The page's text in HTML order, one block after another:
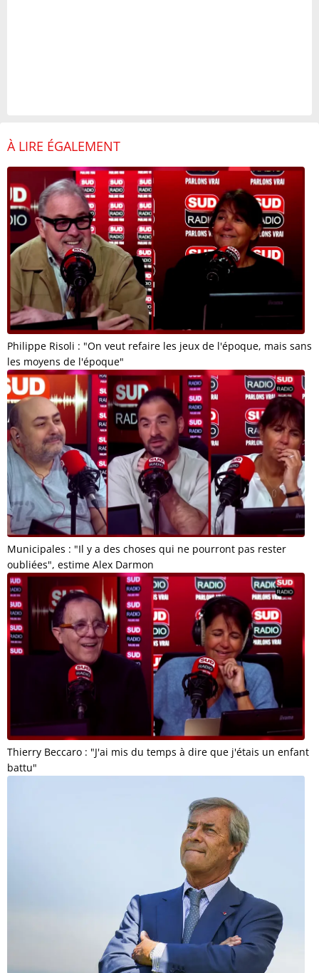
À LIRE ÉGALEMENT
Philippe Risoli : "On veut refaire les jeux de l'époque, mais sans
les moyens de l'époque"
Municipales : "Il y a des choses qui ne pourront pas rester
oubliées", estime Alex Darmon
Thierry Beccaro : "J'ai mis du temps à dire que j'étais un enfant
battu"